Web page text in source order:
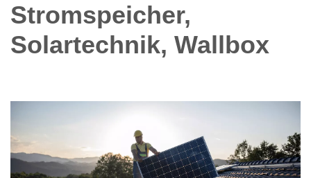
Stromspeicher,
Solartechnik, Wallbox